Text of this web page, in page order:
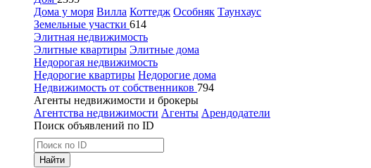
Дома у моря Вилла Коттедж Особняк Таунхаус
Земельные участки 614
Элитная недвижимость
Элитные квартиры Элитные дома
Недорогая недвижимость
Недорогие квартиры Недорогие дома
Недвижимость от собственников 794
Агенты недвижимости и брокеры
Агентства недвижимости Агенты Арендодатели
Поиск объявлений по ID
Найти